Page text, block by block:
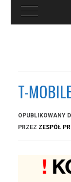
T-
OPUBLIKOWANY
PRZEZ ZESPÓŁ